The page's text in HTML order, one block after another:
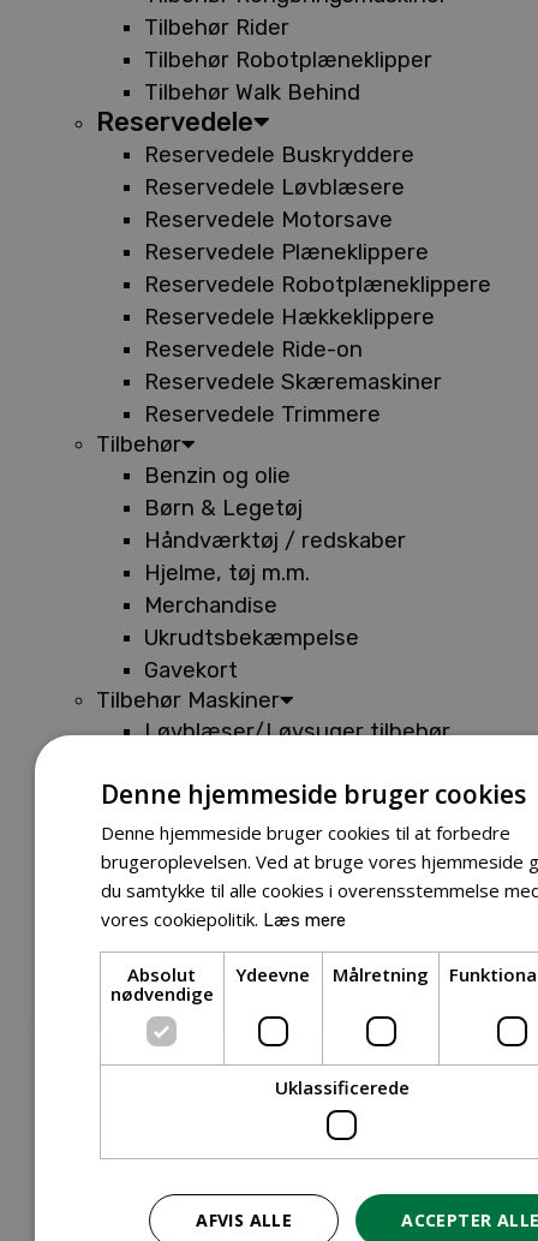
Tilbehør Rider
Tilbehør Robotplæneklipper
Tilbehør Walk Behind
Reservedele
Reservedele Buskryddere
Reservedele Løvblæsere
Reservedele Motorsave
Reservedele Plæneklippere
Reservedele Robotplæneklippere
Reservedele Hækkeklippere
Reservedele Ride-on
Reservedele Skæremaskiner
Reservedele Trimmere
Tilbehør
Benzin og olie
Børn & Legetøj
Håndværktøj / redskaber
Hjelme, tøj m.m.
Merchandise
Ukrudtsbekæmpelse
Gavekort
Tilbehør Maskiner
Løvblæser/Løvsuger tilbehør
Tilbehør Buskryddere og Trimmere
Tilbehør Entreprenørudstyr
Tilbehør Havetraktor
Tilbehør Hækkeklippere
Tilbehør Motorsav
Tilbehør Kæder
Tilbehør Sværd
Tilbehør Rengøringsmaskiner
Tilbehør Robotplæneklipper
Tilbehør Walk Behind
Reservedele Løvblæsere
Denne hjemmeside bruger cookies
Denne hjemmeside bruger cookies til at forbedre
brugeroplevelsen. Ved at bruge vores hjemmeside
du samtykke til alle cookies i overensstemmelse
vores cookiepolitik. Læs mere
Absolut
nødvendige
Ydeevne Målretning
Uklassificerede
ACCEPTER
AFVIS ALLE